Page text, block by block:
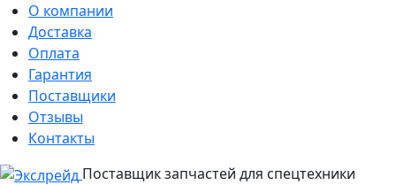
О компании
Доставка
Оплата
Гарантия
Поставщики
Отзывы
Контакты
Поставщик запчастей для спецтехники